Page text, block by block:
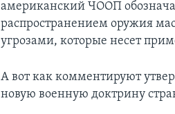
американский ЧООП
распространением оружия
угрозами, которые несет
А вот как комментируют
новую военную доктрину